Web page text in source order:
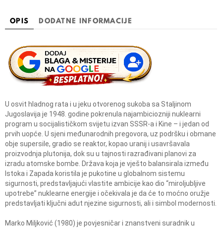
OPIS DODATNE INFORMACIJE
U osvit hladnog rata i u jeku otvorenog sukoba sa Staljinom
Jugoslavija je 1948. godine pokrenula najambiciozniji nuklearni
program u socijalističkom svijetu izvan SSSR-a i Kine – i jedan od
prvih uopće. U sjeni međunarodnih pregovora, uz podršku i obmane
obje supersile, gradio se reaktor, kopao uranij i usavršavala
proizvodnja plutonija, dok su u tajnosti razrađivani planovi za
izradu atomske bombe. Država koja je vješto balansirala između
Istoka i Zapada koristila je pukotine u globalnom sistemu
sigurnosti, predstavljajući vlastite ambicije kao dio “miroljubljive
upotrebe” nuklearne energije i očekivala je da će to moćno oružje
predstavljati ključni adut njezine sigurnosti, ali i simbol modernosti.
Marko Miljković (1980) je povjesničar i znanstveni suradnik u